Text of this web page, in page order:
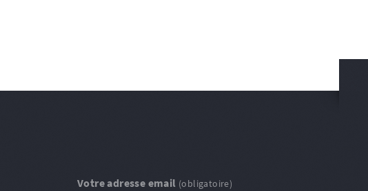
Votre adresse email (obligatoire)